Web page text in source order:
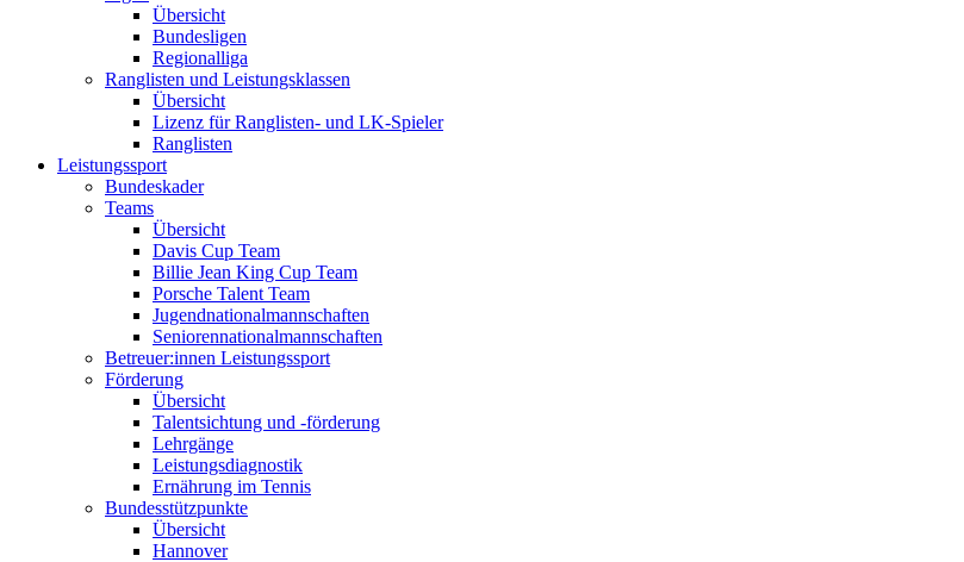
Übersicht
Bundesligen
Regionalliga
Ranglisten und Leistungsklassen
Übersicht
Lizenz für Ranglisten- und LK-Spieler
Ranglisten
Leistungssport
Bundeskader
Teams
Übersicht
Davis Cup Team
Billie Jean King Cup Team
Porsche Talent Team
Jugendnationalmannschaften
Seniorennationalmannschaften
Betreuer:innen Leistungssport
Förderung
Übersicht
Talentsichtung und -förderung
Lehrgänge
Leistungsdiagnostik
Ernährung im Tennis
Bundesstützpunkte
Übersicht
Hannover